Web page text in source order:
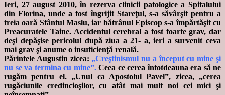
Ieri, 27 august 2010, în rezerva clinicii patologice a Spitalului
din Florina, unde a fost îngrijit Stareţul, s-a săvârşit pentru a
treia oară Sfântul Maslu, iar bătrânul Episcop s-a împărtăşit cu
Preacuratele Taine. Accidentul cerebral a fost foarte grav, dar
deşi depăşise pericolul după ziua a 21- a, ieri a survenit ceva
mai grav şi anume o insuficienţă renală.
Părintele Augustin zicea: „Creştinismul nu a început cu mine şi
nu se va termina cu mine”. Ceea ce cerea întotdeauna era să ne
rugăm pentru el. „Unul ca Apostolul Pavel”, zicea, „cerea
rugăciunile credincioşilor, cu atât mai mult noi cei mici şi